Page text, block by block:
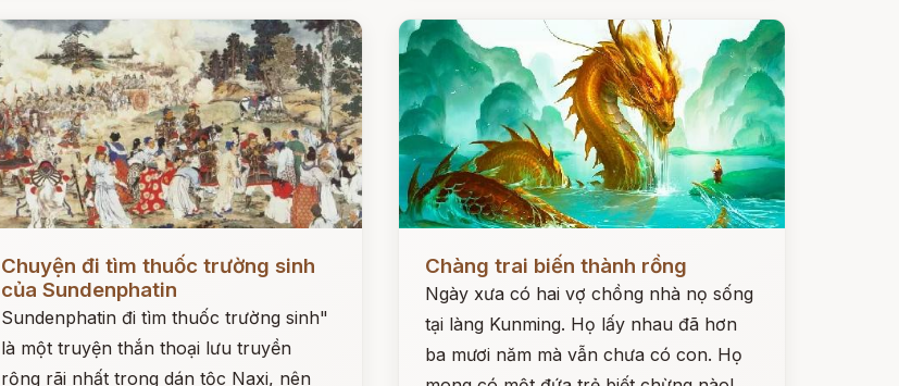
Chuyện đi tìm thuốc trường sinh
của Sundenphatin
Sundenphatin đi tìm thuốc trường sinh"
là một truyện thắn thoại lưu truyền
rộng rãi nhất trong dán tộc Naxi, nên
Chàng trai biến thành rồng
Ngày xưa có hai vợ chồng nhà nọ sống
tại làng Kunming. Họ lấy nhau đã hơn
ba mươi năm mà vẫn chưa có con. Họ